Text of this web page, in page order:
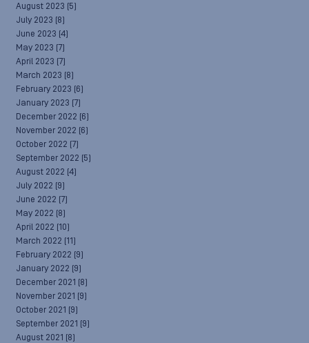
August 2023 (5)
July 2023 (8)
June 2023 (4)
May 2023 (7)
April 2023 (7)
March 2023 (8)
February 2023 (6)
January 2023 (7)
December 2022 (6)
November 2022 (6)
October 2022 (7)
September 2022 (5)
August 2022 (4)
July 2022 (9)
June 2022 (7)
May 2022 (8)
April 2022 (10)
March 2022 (11)
February 2022 (9)
January 2022 (9)
December 2021 (8)
November 2021 (9)
October 2021 (9)
September 2021 (9)
August 2021 (8)